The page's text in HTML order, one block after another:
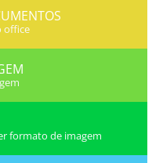
office
formato de imagem